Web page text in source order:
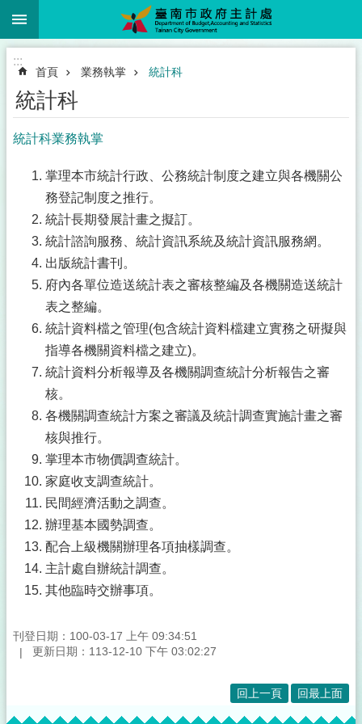
跳到主要內容區塊
:::
首頁 業務執掌 統計科
統計科
統計科業務執掌
掌理本市統計行政、公務統計制度之建立與各機關公
務登記制度之推行。
統計長期發展計畫之擬訂。
統計諮詢服務、統計資訊系統及統計資訊服務網。
出版統計書刊。
府內各單位造送統計表之審核整編及各機關造送統計
表之整編。
統計資料檔之管理(包含統計資料檔建立實務之研擬與
指導各機關資料檔之建立)。
統計資料分析報導及各機關調查統計分析報告之審
核。
各機關調查統計方案之審議及統計調查實施計畫之審
核與推行。
掌理本市物價調查統計。
家庭收支調查統計。
民間經濟活動之調查。
辦理基本國勢調查。
配合上級機關辦理各項抽樣調查。
主計處自辦統計調查。
其他臨時交辦事項。
刊登日期：100-03-17 上午 09:34:51
更新日期：113-12-10 下午 03:02:27
回上一頁 回最上面